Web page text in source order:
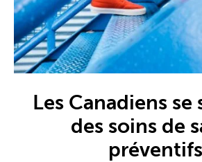
Les Canadiens
des soins de
préventifs